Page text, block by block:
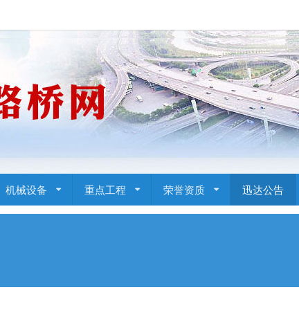
机械设备 重点工程 荣誉资质 迅达公告